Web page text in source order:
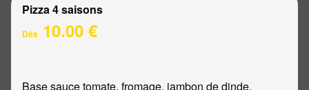
Pizza 4 saisons
Dès 10.00 €
Base sauce tomate, fromage, jambon de dinde,